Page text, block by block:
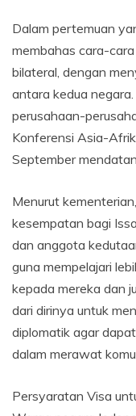
Dalam pertemuan
membahas cara-
bilateral, dengan
antara kedua
perusahaan-
Konferensi Asia-
September
Menurut
kesempatan bagi
dan anggota
guna mempelajari
kepada mereka dan
dari dirinya untuk
diplomatik agar
dalam merawat
Persyaratan Visa